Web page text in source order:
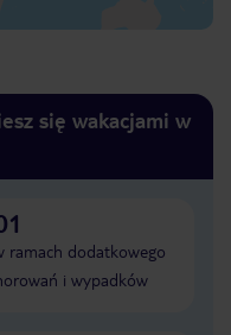
się wakacjami w
ramach dodatkowego
i wypadków